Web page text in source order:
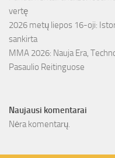
vertę
2026 metų liepos 16-oji:
sankirta
MMA 2026: Nauja Era,
Pasaulio Reitinguose
Naujausi komentarai
Nėra komentarų.